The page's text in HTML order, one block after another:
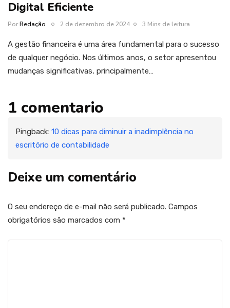
Digital Eficiente
PorRedação 2 de dezembro de 2024 3 Mins de leitura
A gestão financeira é uma área fundamental para o sucesso
de qualquer negócio. Nos últimos anos, o setor apresentou
mudanças significativas, principalmente…
1 comentario
Pingback: 10 dicas para diminuir a inadimplência no
escritório de contabilidade
Deixe um comentário
O seu endereço de e-mail não será publicado. Campos
obrigatórios são marcados com *